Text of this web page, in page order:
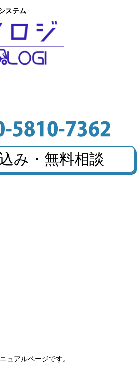
ステム
み・無料相談
ュアルページです。